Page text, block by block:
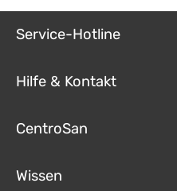
Service-Hotline
Hilfe & Kontakt
CentroSan
Wissen